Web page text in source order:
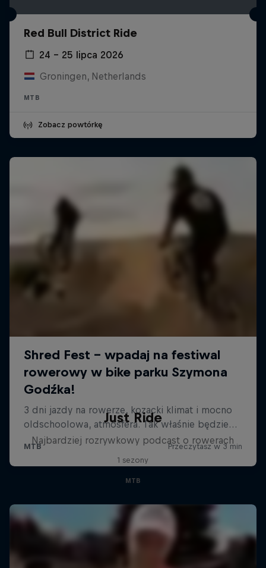
Red Bull District Ride
24 – 25 lipca 2026
Groningen, Netherlands
MTB
Zobacz powtórkę
Just Ride
Najbardziej rozrywkowy podcast o rowerach
1 sezony
MTB